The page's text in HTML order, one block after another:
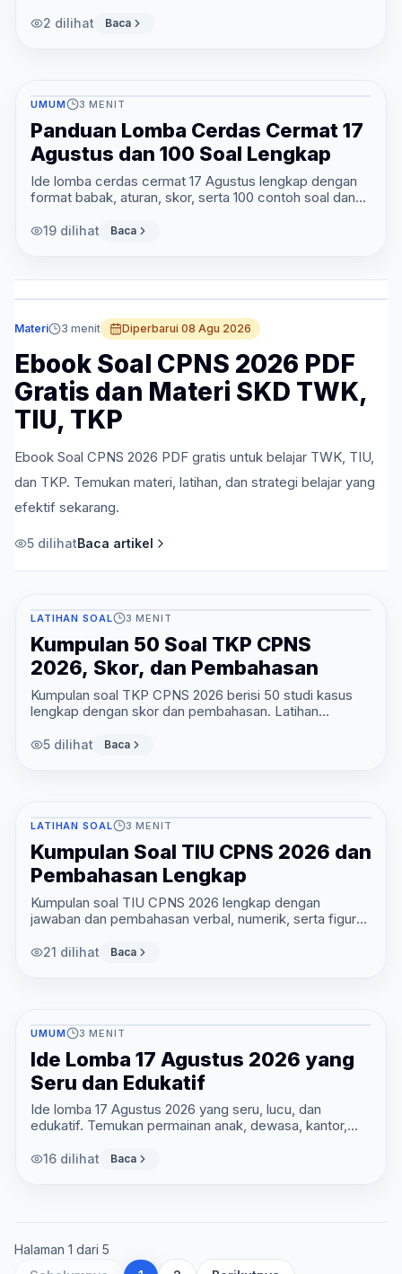
2 dilihat Baca
UMUM 3 MENIT
Panduan Lomba Cerdas Cermat 17
Agustus dan 100 Soal Lengkap
Ide lomba cerdas cermat 17 Agustus lengkap dengan
format babak, aturan, skor, serta 100 contoh soal dan
19 dilihat Baca
Materi 3 menit Diperbarui 08 Agu 2026
Ebook Soal CPNS 2026 PDF
Gratis dan Materi SKD TWK,
TIU, TKP
Ebook Soal CPNS 2026 PDF gratis untuk belajar TWK, TIU,
dan TKP. Temukan materi, latihan, dan strategi belajar yang
efektif sekarang.
5 dilihatBaca artikel
LATIHAN SOAL 3 MENIT
Kumpulan 50 Soal TKP CPNS
2026, Skor, dan Pembahasan
Kumpulan soal TKP CPNS 2026 berisi 50 studi kasus
lengkap dengan skor dan pembahasan. Latihan
5 dilihat Baca
LATIHAN SOAL 3 MENIT
Kumpulan Soal TIU CPNS 2026 dan
Pembahasan Lengkap
Kumpulan soal TIU CPNS 2026 lengkap dengan
jawaban dan pembahasan verbal, numerik, serta figural.
21 dilihat Baca
UMUM 3 MENIT
Ide Lomba 17 Agustus 2026 yang
Seru dan Edukatif
Ide lomba 17 Agustus 2026 yang seru, lucu, dan
edukatif. Temukan permainan anak, dewasa, kantor,
16 dilihat Baca
Halaman 1 dari 5